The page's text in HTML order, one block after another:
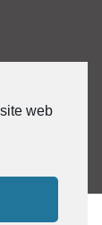
web